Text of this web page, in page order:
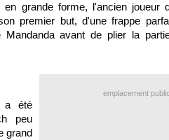
grande forme, l'ancien joueur
premier but, d'une frappe
avant de plier la
emplacement
a été
peu
grand